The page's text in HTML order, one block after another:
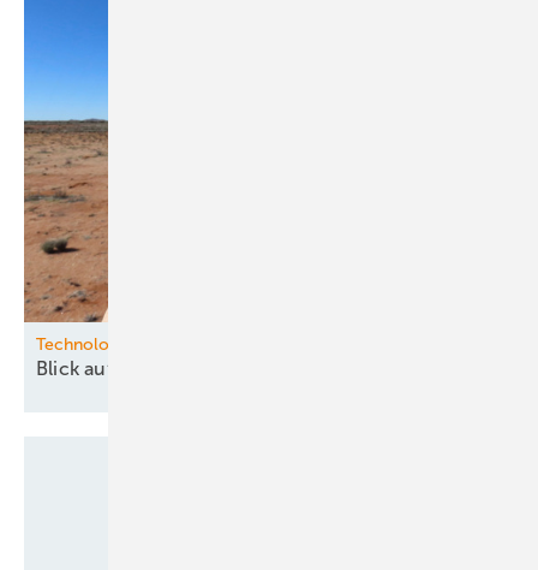
Technologie
Blick auf die Zukunft des